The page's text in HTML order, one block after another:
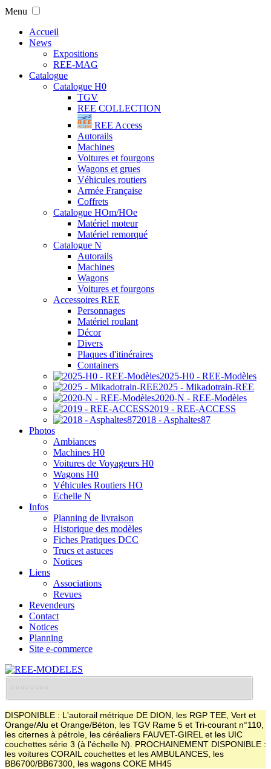
Menu
Accueil
News
Expositions
REE-MAG
Catalogue
Catalogue H0
TGV
REE COLLECTION
REE Access
Autorails
Machines
Voitures et fourgons
Wagons et grues
Véhicules routiers
Armée Française
Coffrets
Catalogue HOm/HOe
Matériel moteur
Matériel remorqué
Catalogue N
Autorails
Machines
Wagons
Voitures et fourgons
Accessoires REE
Personnages
Matériel roulant
Décor
Divers
Plaques d'itinéraires
Containers
2025-H0 - REE-Modèles
2025 - Mikadotrain-REE
2020-N - REE-Modèles
2019 - REE-ACCESS
2018 - Asphaltes87
Photos
Ambiances
Machines H0
Voitures de Voyageurs H0
Wagons H0
Véhicules Routiers HO
Echelle N
Infos
Planning de livraison
Historique des modèles
Fiches Pratiques DCC
Trucs et astuces
Notices
Liens
Associations
Revues
Revendeurs
Contact
Notices
Planning
Site e-commerce
DISPONIBLE : L'autorail métrique DE DION, les RGP TEE, Vert et
Orange/Alu et Orange/Béton, les TGV Rame 5 et Tri-courant n°110,
les citernes à pétrole, les céréaliers FAUVET-GIREL et les UIC
couchettes série 3 (à l'échelle N). PROCHAINEMENT DISPONIBLE :
les voitures CORAIL couchettes et les AMBULANCES, les
BB6700/BB67300, les wagons COKE MH45